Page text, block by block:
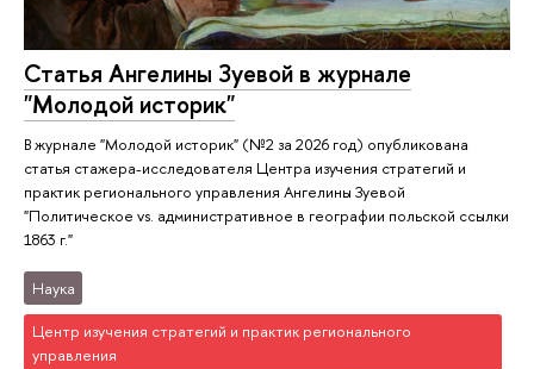
Статья Ангелины Зуевой в журнале
"Молодой историк"
В журнале "Молодой историк" (№2 за 2026 год) опубликована
статья стажера-исследователя Центра изучения стратегий и
практик регионального управления Ангелины Зуевой
"Политическое vs. административное в географии польской ссылки
1863 г."
Наука
Центр изучения стратегий и практик регионального
управления